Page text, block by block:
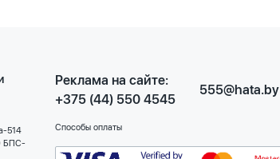
514
БПС-
Реклама на сайте:
+375 (44) 550 4545
555@hata.by
Способы оплаты